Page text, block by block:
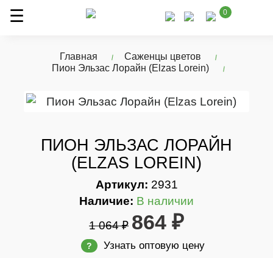
0
Главная
Саженцы цветов
Пион Эльзас Лорайн (Elzas Lorein)
ПИОН ЭЛЬЗАС ЛОРАЙН
(ELZAS LOREIN)
Артикул: 2931
Наличие: В наличии
1 064 ₽ 864 ₽
? Узнать оптовую цену